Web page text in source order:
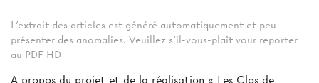
L'extrait des articles est généré automatiquement et peu
présenter des anomalies. Veuillez s'il-vous-plaît vour reporter
au PDF HD
A propos du projet et de la réalisation « Les Clos de